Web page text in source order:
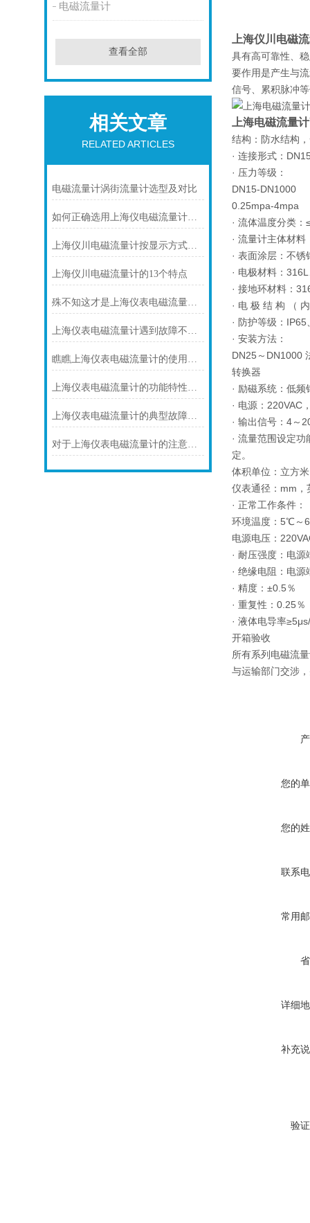
电磁流量计
查看全部
相关文章
RELATED ARTICLES
电磁流量计涡街流量计选型及对比
如何正确选用上海仪电磁流量计内衬材料
上海仪川电磁流量计按显示方式分类
上海仪川电磁流量计的13个特点
殊不知这才是上海仪表电磁流量计的功能所在
上海仪表电磁流量计遇到故障不要慌！先看下文
瞧瞧上海仪表电磁流量计的使用注意事项
上海仪表电磁流量计的功能特性到底是如何的呢？
上海仪表电磁流量计的典型故障诊断及处理方法
对于上海仪表电磁流量计的注意事项，你可知晓！
上海仪川电磁
具有高可靠性、
要作用是产生与
信号、累积脉冲
上海电磁流量
结构：防水结构
· 连接形式：
· 压力等级：
DN15-DN1000
0.25mpa-4mpa
· 流体温度分类
· 流量计主体材料
· 表面涂层：不
· 电极材料：
· 接地环材料：
· 电 极 结 构 （
· 防护等级：IP65
· 安装方法：
DN25～DN1000
转换器
· 励磁系统：低频
· 电源：220VAC
· 输出信号：4～
· 流量范围设定
定。
体积单位：立方
仪表通径：mm，
· 正常工作条件：
环境温度：5℃～
电源电压：
· 耐压强度：电
· 绝缘电阻：电
· 精度：±0.5％
· 重复性：0.25％
· 液体电导率
开箱验收
所有系列电磁流
与运输部门交涉
您的
您的
联系
常用
详细
补充
验